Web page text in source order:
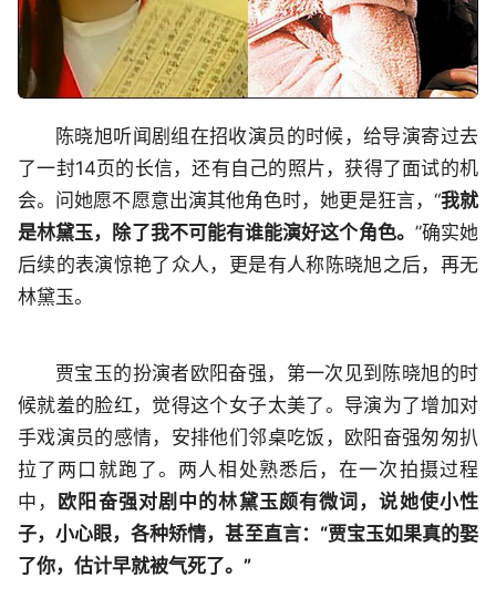
陈晓旭听闻剧组在招收演员的时候，给导演寄过去
了一封14页的长信，还有自己的照片，获得了面试的机
会。问她愿不愿意出演其他角色时，她更是狂言，“我就
是林黛玉，除了我不可能有谁能演好这个角色。 ”确实她
后续的表演惊艳了众人，更是有人称陈晓旭之后，再无
林黛玉。
贾宝玉的扮演者欧阳奋强，第一次见到陈晓旭的时
候就羞的脸红，觉得这个女子太美了。导演为了增加对
手戏演员的感情，安排他们邻桌吃饭，欧阳奋强匆匆扒
拉了两口就跑了。两人相处熟悉后，在一次拍摄过程
中， 欧阳奋强对剧中的林黛玉颇有微词，说她使小性
子，小心眼，各种矫情，甚至直言：“贾宝玉如果真的娶
了你，估计早就被气死了。”